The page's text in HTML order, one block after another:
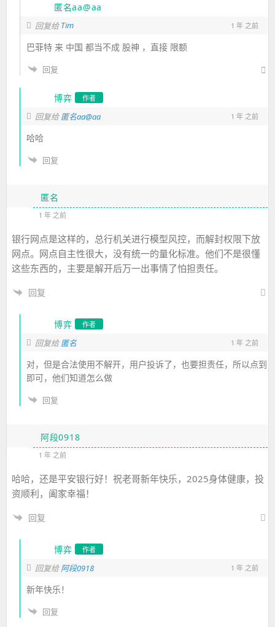
匿名aa@aa
回复给Tim 1 年 之前
巴菲特 来 中国 都当不成 股神 ，直接 限额
回复
博弈 作者
回复给匿名aa@aa 1 年 之前
哈哈
回复
匿名
1 年 之前
银行网点是这样的，总行机关进行模型风控，而解封权限下放
网点。网点自主性很大，没有统一的量化标准。他们不是很懂
这些东西的，主要是解开后万一出事情了怕担责任。
回复
博弈 作者
回复给匿名 1 年 之前
对，但是合法使用不解开，用户投诉了，也要担责任，所以点到
即可，他们知道怎么做
回复
阿段0918
1 年 之前
哈哈，还是平安银行好！祝老哥新年快乐，2025身体健康，投
资顺利，阖家幸福！
回复
博弈 作者
回复给阿段0918 1 年 之前
新年快乐！
回复